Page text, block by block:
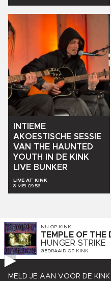
INTIEME
AKOESTISCHE SESSIE
VAN THE HAUNTED
YOUTH
IN DE KINK
LIVE BUNKER
LIVE AT KINK
8 MEI 09:56
NU OP KINK
TEMPLE OF THE
HUNGER STRIKE
GEDRAAID OP KINK
MELD JE AAN VOOR DE KINK